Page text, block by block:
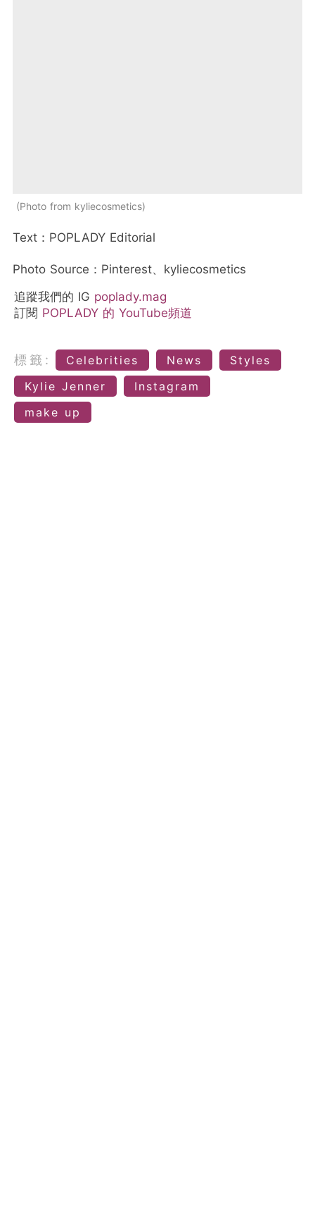
Photo from kyliecosmetics
Text：POPLADY Editorial
Photo Source：Pinterest、kyliecosmetics
追蹤我們的 IG poplady.mag
訂閱 POPLADY 的 YouTube頻道
標籤: Celebrities News
Styles
Kylie Jenner
Instagram
make up